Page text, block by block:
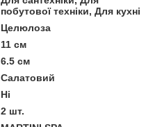
побутової техніки, Для кухні
Целюлоза
11 см
6.5 см
Салатовий
Ні
2 шт.